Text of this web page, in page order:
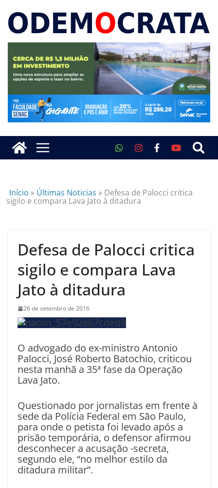
Início » Últimas Noticias » Defesa de Palocci critica
sigilo e compara Lava Jato à ditadura
Defesa de Palocci critica
sigilo e compara Lava
Jato à ditadura
26 de setembro de 2016
O advogado do ex-ministro Antonio
Palocci, José Roberto Batochio, criticou
nesta manhã a 35ª fase da Operação
Lava Jato.
Questionado por jornalistas em frente à
sede da Polícia Federal em São Paulo,
para onde o petista foi levado após a
prisão temporária, o defensor afirmou
desconhecer a acusação -secreta,
segundo ele, “no melhor estilo da
ditadura militar”.